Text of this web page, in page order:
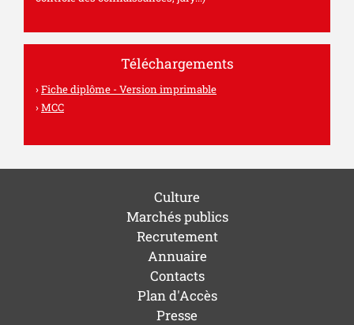
Téléchargements
Fiche diplôme - Version imprimable
MCC
Culture
Marchés publics
Recrutement
Annuaire
Contacts
Plan d'Accès
Presse